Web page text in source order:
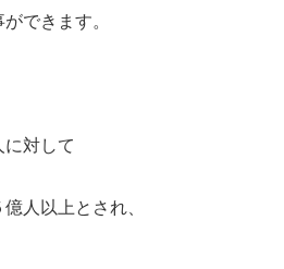
できます。
対して
人以上とされ、